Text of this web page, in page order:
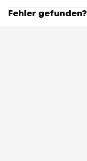
Fehler gefunden?